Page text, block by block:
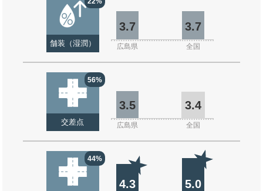
舗装（湿潤）
3.7 3.7
広島県 全国
56%
交差点
3.5 3.4
広島県 全国
44%
4.3 5.0